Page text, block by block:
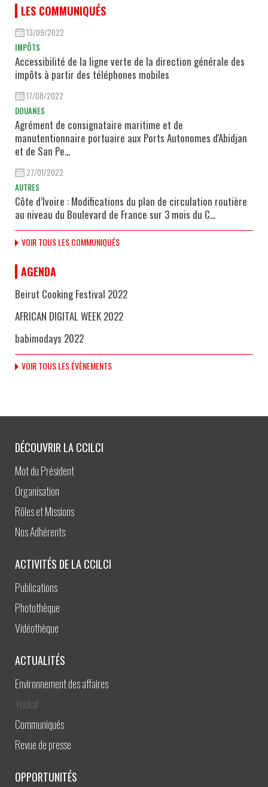
LES COMMUNIQUÉS
13/09/2022
IMPÔTS
Accessibilité de la ligne verte de la direction générale des
impôts à partir des téléphones mobiles
17/08/2022
DOUANES
Agrément de consignataire maritime et de
manutentionnaire portuaire aux Ports Autonomes d'Abidjan
et de San Pe...
27/01/2022
AUTRES
Côte d’Ivoire : Modifications du plan de circulation routière
au niveau du Boulevard de France sur 3 mois du C...
VOIR TOUS LES COMMUNIQUÉS
AGENDA
Beirut Cooking Festival 2022
AFRICAN DIGITAL WEEK 2022
babimodays 2022
VOIR TOUS LES ÉVÈNEMENTS
DÉCOUVRIR LA CCILCI
Mot du Président
Organisation
Rôles et Missions
Nos Adhérents
ACTIVITÉS DE LA CCILCI
Publications
Photothèque
Vidéothèque
ACTUALITÉS
Environnement des affaires
Youkal
Communiqués
Revue de presse
OPPORTUNITÉS